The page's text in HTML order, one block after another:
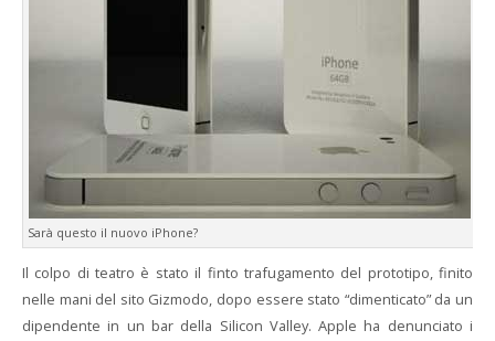
Sarà questo il nuovo iPhone?
Il colpo di teatro è stato il finto trafugamento del prototipo, finito
nelle mani del sito Gizmodo, dopo essere stato “dimenticato” da un
dipendente in un bar della Silicon Valley. Apple ha denunciato i